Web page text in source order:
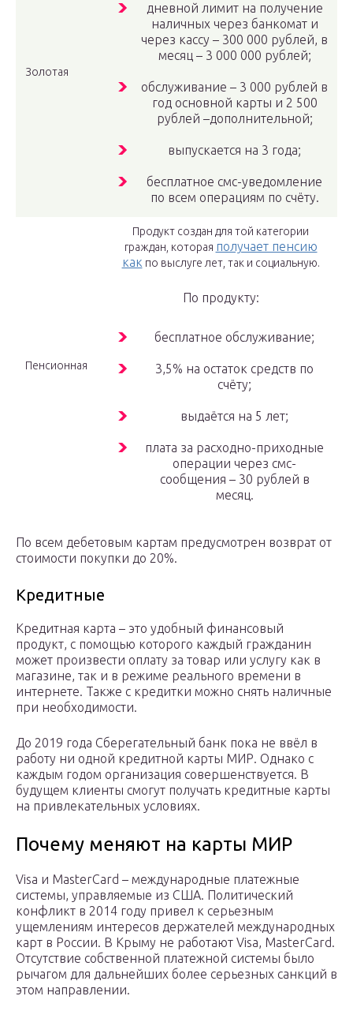
Золотая
дневной лимит на получение
наличных через банкомат и
через кассу – 300 000 рублей, в
месяц – 3 000 000 рублей;
обслуживание – 3 000 рублей в
год основной карты и 2 500
рублей –дополнительной;
выпускается на 3 года;
бесплатное смс-уведомление
по всем операциям по счёту.
Пенсионная
Продукт создан для той категории
граждан, которая получает пенсию
как по выслуге лет, так и социальную.
По продукту:
бесплатное обслуживание;
3,5% на остаток средств по
счёту;
выдаётся на 5 лет;
плата за расходно-приходные
операции через смс-
сообщения – 30 рублей в
месяц.
По всем дебетовым картам предусмотрен возврат от
стоимости покупки до 20%.
Кредитные
Кредитная карта – это удобный финансовый
продукт, с помощью которого каждый гражданин
может произвести оплату за товар или услугу как в
магазине, так и в режиме реального времени в
интернете. Также с кредитки можно снять наличные
при необходимости.
До 2019 года Сберегательный банк пока не ввёл в
работу ни одной кредитной карты МИР. Однако с
каждым годом организация совершенствуется. В
будущем клиенты смогут получать кредитные карты
на привлекательных условиях.
Почему меняют на карты МИР
Visa и MasterCard – международные платежные
системы, управляемые из США. Политический
конфликт в 2014 году привел к серьезным
ущемлениям интересов держателей международных
карт в России. В Крыму не работают Visa, MasterCard.
Отсутствие собственной платежной системы было
рычагом для дальнейших более серьезных санкций в
этом направлении.